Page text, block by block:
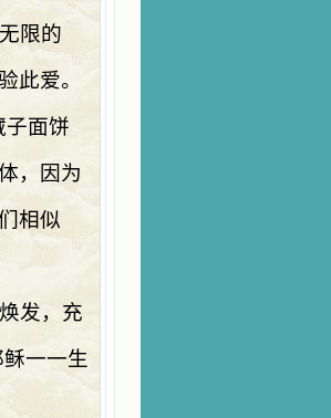
限的
此爱。
子面饼
，因为
相似
发，充
一一生